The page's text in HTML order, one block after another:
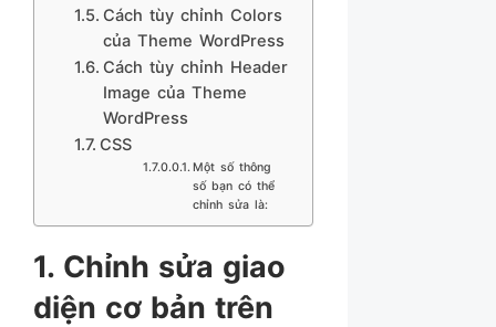
Cách tùy chỉnh Colors
của Theme WordPress
Cách tùy chỉnh Header
Image của Theme
WordPress
CSS
Một số thông
số bạn có thể
chỉnh sửa là:
1. Chỉnh sửa giao
diện cơ bản trên